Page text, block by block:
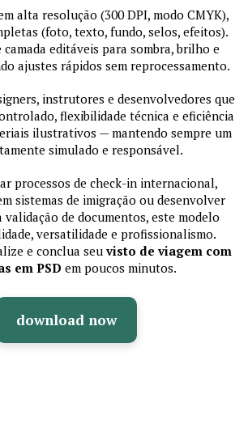
alta resolução (300 DPI, modo CMYK),
(foto, texto, fundo, selos, efeitos).
editáveis para sombra, brilho e
ajustes rápidos sem reprocessamento.
instrutores e desenvolvedores que
flexibilidade técnica e eficiência
ilustrativos — mantendo sempre um
simulado e responsável.
processos de check-in internacional,
sistemas de imigração ou desenvolver
de documentos, este modelo
versatilidade e profissionalismo.
e conclua seuvisto de viagem com
em PSD em poucos minutos.
download now